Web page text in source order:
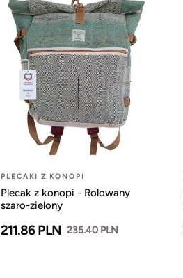
PLECAKI Z KONOPI
Plecak z konopi - Rolowany
szaro-zielony
211.86 PLN 235.40 PLN